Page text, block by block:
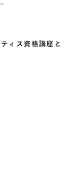
ィス資格講座と